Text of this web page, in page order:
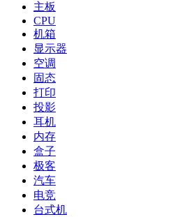
主板
CPU
机箱
显示器
空调
固态
打印
投影
耳机
内存
盒子
极客
汽车
电竞
台式机